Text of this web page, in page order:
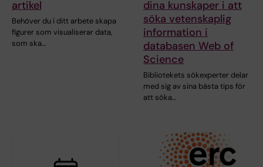
artikel
Behöver du i ditt arbete skapa
figurer som visualiserar data,
som ska…
dina kunskaper i att
söka vetenskaplig
information i
databasen Web of
Science
Bibliotekets sökexperter delar
med sig av sina bästa tips för
att söka…